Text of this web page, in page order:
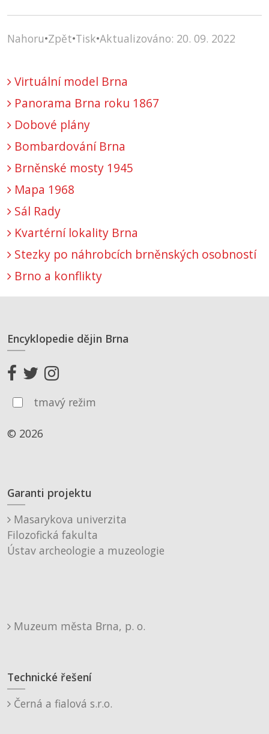
Nahoru•Zpět•Tisk•Aktualizováno: 20. 09. 2022
Virtuální model Brna
Panorama Brna roku 1867
Dobové plány
Bombardování Brna
Brněnské mosty 1945
Mapa 1968
Sál Rady
Kvartérní lokality Brna
Stezky po náhrobcích brněnských osobností
Brno a konflikty
Encyklopedie dějin Brna
tmavý režim
© 2026
Garanti projektu
Masarykova univerzita
Filozofická fakulta
Ústav archeologie a muzeologie
Muzeum města Brna, p. o.
Technické řešení
Černá a fialová s.r.o.